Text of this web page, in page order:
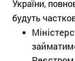
України,
будуть